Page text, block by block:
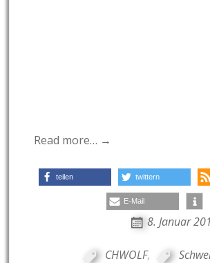
Read more… →
teilen twittern
E-Mail
8. Januar
CHWOLF,